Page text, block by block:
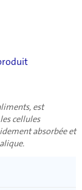
est
cellules
absorbée et